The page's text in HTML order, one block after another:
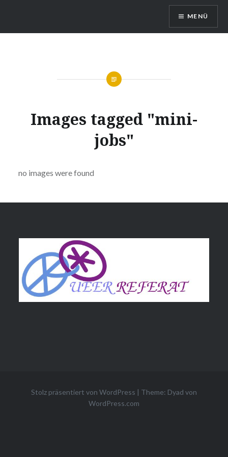
InhaltQueerreferat Mainz
MENÜ
Images tagged "mini-
jobs"
no images were found
Stolz präsentiert von WordPress | Theme: Dyad von
WordPress.com